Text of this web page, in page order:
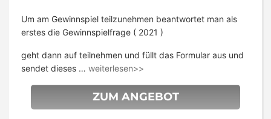
Um am Gewinnspiel teilzunehmen beantwortet man als
erstes die Gewinnspielfrage ( 2021 )
geht dann auf teilnehmen und füllt das Formular aus und
sendet dieses … weiterlesen>>
ZUM ANGEBOT